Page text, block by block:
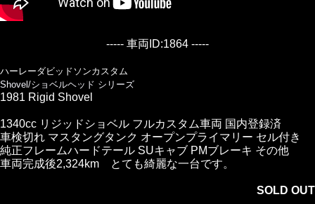
----- 車両ID:1864 -----
ハーレーダビッドソンカスタム
Shovel/ショベルヘッド シリーズ
1981 Rigid Shovel
1340cc リジッドショベル フルカスタム車両 国内登録済
車検切れ マスタングタンク オープンプライマリー セル付き
純正フレームハードテール SUキャブ PMブレーキ その他
車両完成後2,324km とても綺麗な一台です。
SOLD OUT